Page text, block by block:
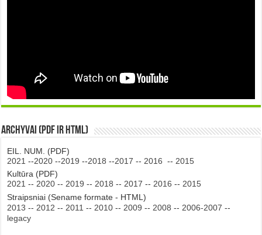
Archyvai (PDF ir HTML)
EIL. NUM. (PDF)
2021 --2020 --2019 --2018 --2017 -- 2016 -- 2015
Kultūra (PDF)
2021 -- 2020 -- 2019 -- 2018 -- 2017 -- 2016 -- 2015
Straipsniai (Sename formate - HTML)
2013 -- 2012 -- 2011 -- 2010 -- 2009 -- 2008 -- 2006-2007 --
legacy